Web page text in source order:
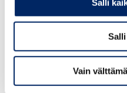
Salli
Vain
Päivi